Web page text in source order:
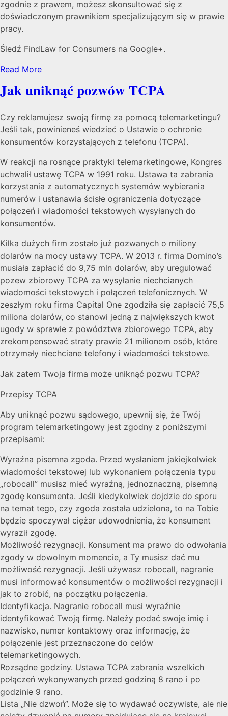
zgodnie z prawem, możesz skonsultować się z
doświadczonym prawnikiem specjalizującym się w prawie
pracy.
Śledź FindLaw for Consumers na Google+.
Read More
Jak uniknąć pozwów TCPA
Czy reklamujesz swoją firmę za pomocą telemarketingu?
Jeśli tak, powinieneś wiedzieć o Ustawie o ochronie
konsumentów korzystających z telefonu (TCPA).
W reakcji na rosnące praktyki telemarketingowe, Kongres
uchwalił ustawę TCPA w 1991 roku. Ustawa ta zabrania
korzystania z automatycznych systemów wybierania
numerów i ustanawia ścisłe ograniczenia dotyczące
połączeń i wiadomości tekstowych wysyłanych do
konsumentów.
Kilka dużych firm zostało już pozwanych o miliony
dolarów na mocy ustawy TCPA. W 2013 r. firma Domino’s
musiała zapłacić do 9,75 mln dolarów, aby uregulować
pozew zbiorowy TCPA za wysyłanie niechcianych
wiadomości tekstowych i połączeń telefonicznych. W
zeszłym roku firma Capital One zgodziła się zapłacić 75,5
miliona dolarów, co stanowi jedną z największych kwot
ugody w sprawie z powództwa zbiorowego TCPA, aby
zrekompensować straty prawie 21 milionom osób, które
otrzymały niechciane telefony i wiadomości tekstowe.
Jak zatem Twoja firma może uniknąć pozwu TCPA?
Przepisy TCPA
Aby uniknąć pozwu sądowego, upewnij się, że Twój
program telemarketingowy jest zgodny z poniższymi
przepisami:
Wyraźna pisemna zgoda. Przed wysłaniem jakiejkolwiek
wiadomości tekstowej lub wykonaniem połączenia typu
„robocall” musisz mieć wyraźną, jednoznaczną, pisemną
zgodę konsumenta. Jeśli kiedykolwiek dojdzie do sporu
na temat tego, czy zgoda została udzielona, to na Tobie
będzie spoczywał ciężar udowodnienia, że konsument
wyraził zgodę.
Możliwość rezygnacji. Konsument ma prawo do odwołania
zgody w dowolnym momencie, a Ty musisz dać mu
możliwość rezygnacji. Jeśli używasz robocall, nagranie
musi informować konsumentów o możliwości rezygnacji i
jak to zrobić, na początku połączenia.
Identyfikacja. Nagranie robocall musi wyraźnie
identyfikować Twoją firmę. Należy podać swoje imię i
nazwisko, numer kontaktowy oraz informację, że
połączenie jest przeznaczone do celów
telemarketingowych.
Rozsądne godziny. Ustawa TCPA zabrania wszelkich
połączeń wykonywanych przed godziną 8 rano i po
godzinie 9 rano.
Lista „Nie dzwoń”. Może się to wydawać oczywiste, ale nie